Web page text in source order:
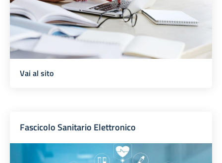
Vai al sito
Fascicolo Sanitario Elettronico